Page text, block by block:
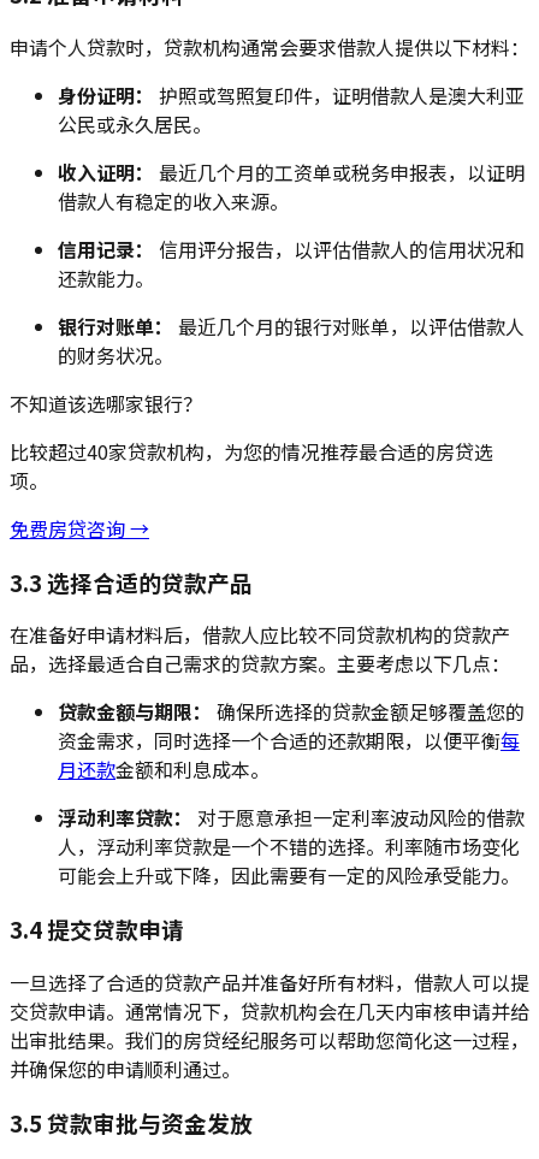
申请个人贷款时，贷款机构通常会要求借款人提供以下材料：
身份证明：
护照或驾照复印件，证明借款人是澳大利亚
公民或永久居民。
收入证明：
最近几个月的工资单或税务申报表，以证明
借款人有稳定的收入来源。
信用记录：
信用评分报告，以评估借款人的信用状况和
还款能力。
银行对账单：
最近几个月的银行对账单，以评估借款人
的财务状况。
不知道该选哪家银行？
比较超过40家贷款机构，为您的情况推荐最合适的房贷选
项。
免费房贷咨询 →
3.3 选择合适的贷款产品
在准备好申请材料后，借款人应比较不同贷款机构的贷款产
品，选择最适合自己需求的贷款方案。主要考虑以下几点：
贷款金额与期限：
确保所选择的贷款金额足够覆盖您的
资金需求，同时选择一个合适的还款期限，以便平衡每
月还款金额和利息成本。
浮动利率贷款：
对于愿意承担一定利率波动风险的借款
人，浮动利率贷款是一个不错的选择。利率随市场变化
可能会上升或下降，因此需要有一定的风险承受能力。
3.4 提交贷款申请
一旦选择了合适的贷款产品并准备好所有材料，借款人可以提
交贷款申请。通常情况下，贷款机构会在几天内审核申请并给
出审批结果。我们的房贷经纪服务可以帮助您简化这一过程，
并确保您的申请顺利通过。
3.5 贷款审批与资金发放